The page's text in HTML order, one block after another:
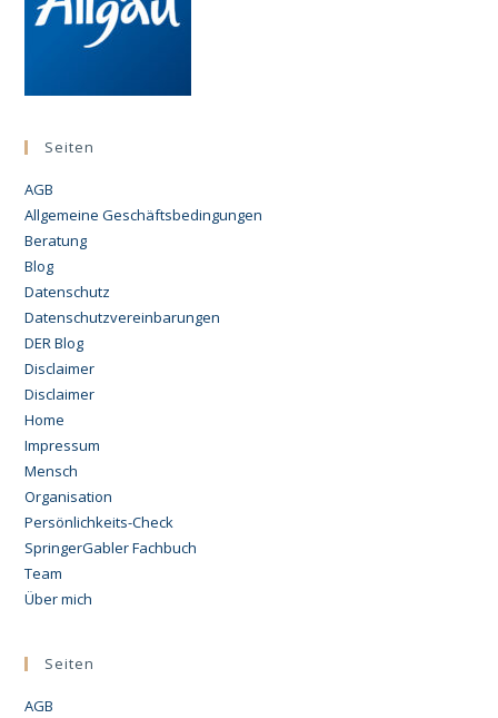
Seiten
AGB
Allgemeine Geschäftsbedingungen
Beratung
Blog
Datenschutz
Datenschutzvereinbarungen
DER Blog
Disclaimer
Disclaimer
Home
Impressum
Mensch
Organisation
Persönlichkeits-Check
SpringerGabler Fachbuch
Team
Über mich
Seiten
AGB